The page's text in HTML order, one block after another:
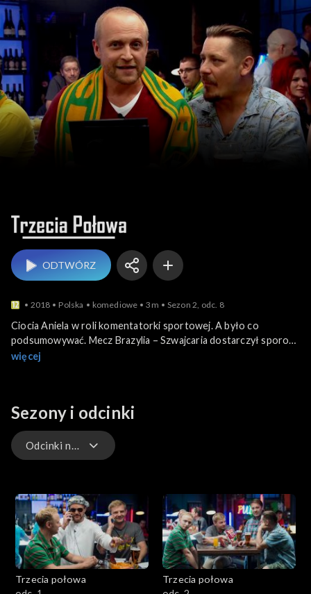
ODTWÓRZ
2018 Polska komediowe 3m Sezon 2, odc. 8
Ciocia Aniela w roli komentatorki sportowej. A było co
podsumowywać. Mecz Brazylia – Szwajcaria dostarczył sporo
emocji. Techniczne popisy Canarinhos kontra obrona
więcej
Sezony i odcinki
Odcinki na żywo
Odcinki na żywo
Trzecia połowa
Trzecia połowa